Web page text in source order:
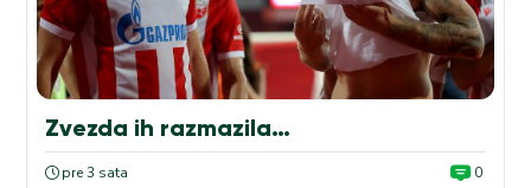
Zvezda ih razmazila…
pre 3 sata 0